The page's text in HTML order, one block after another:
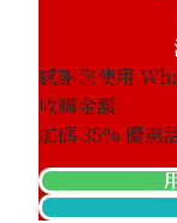
感謝您使用
收購金額
加碼35% 優惠